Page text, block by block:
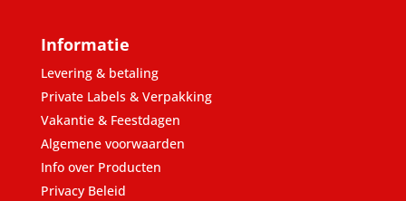
Informatie
Levering & betaling
Private Labels & Verpakking
Vakantie & Feestdagen
Algemene voorwaarden
Info over Producten
Privacy Beleid